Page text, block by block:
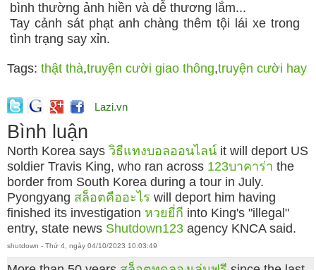
bình thường ảnh hiền và dễ thương lắm...
Tay cảnh sát phạt anh chàng thêm tội lái xe trong
tình trạng say xỉn.
Tags: thật thà,truyện cười giao thông,truyện cười hay
Lazi.vn
Bình luận
North Korea says วิธีแทงบอลออนไลน์ it will deport US
soldier Travis King, who ran across 123บาคาร่า the
border from South Korea during a tour in July.
Pyongyang สล็อตคืออะไร will deport him having
finished its investigation หวยยี่กี into King's "illegal"
entry, state news Shutdown123 agency KNCA said.
shutdown - Thứ 4, ngày 04/10/2023 10:03:49